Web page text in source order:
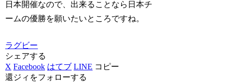
日本開催なので、出来ることなら日本チ
ームの優勝を願いたいところですね。
ラグビー
シェアする
X Facebook はてブ LINE コピー
還ジィをフォローする